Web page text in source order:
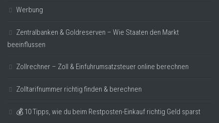
Werbung
Zentralbanken & Goldreserven – Wie Staaten den Markt
beeinflussen
Zollrechner – Zoll & Einfuhrumsatzsteuer online berechnen
Zolltarifnummer richtig finden & berechnen
💰 10 Tipps, wie du beim Restposten-Einkauf richtig Geld sparst